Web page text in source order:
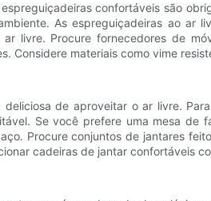
confortáveis são
As espreguiçadeiras ao
livre. Procure fornecedores de
Considere materiais como vime
de aproveitar o ar livre.
Se você prefere uma mesa
Procure conjuntos de jantares
cadeiras de jantar confortáveis